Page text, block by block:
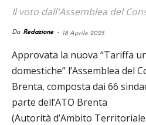
Il voto dall'Assemblea del
Da Redazione - 18 Aprile 2025
Approvata la nuova “Tariffa
domestiche” l’Assemblea del
Brenta, composta dai 66
parte dell’ATO Brenta
(Autorità d’Ambito